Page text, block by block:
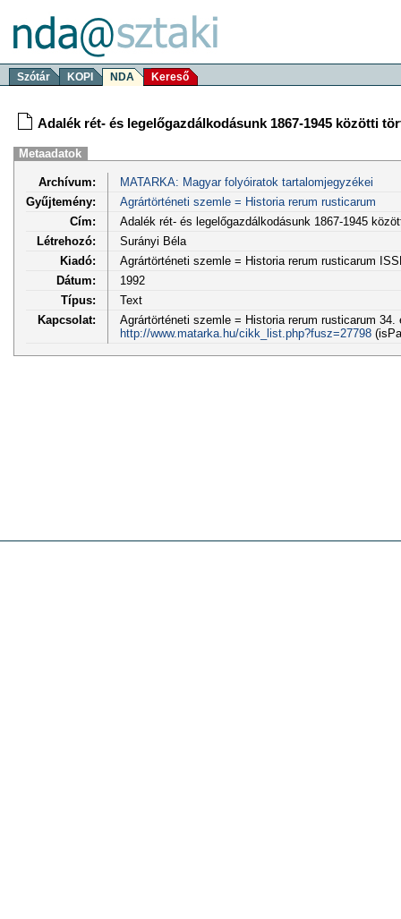
Szótár KOPI NDA Kereső
Adalék rét- és legelőgazdálkodásunk 1867-1945 közötti
Metaadatok
Archívum:
MATARKA: Magyar folyóiratok tartalomjegyzékei
Gyűjtemény:
Agrártörténeti szemle = Historia rerum rusticarum
Cím:
Adalék rét- és legelőgazdálkodásunk 1867-1945
Létrehozó:
Surányi Béla
Kiadó:
Agrártörténeti szemle = Historia rerum rusticarum
Dátum:
1992
Típus:
Text
Kapcsolat:
Agrártörténeti szemle = Historia rerum rusticarum
http://www.matarka.hu/cikk_list.php?fusz=27798